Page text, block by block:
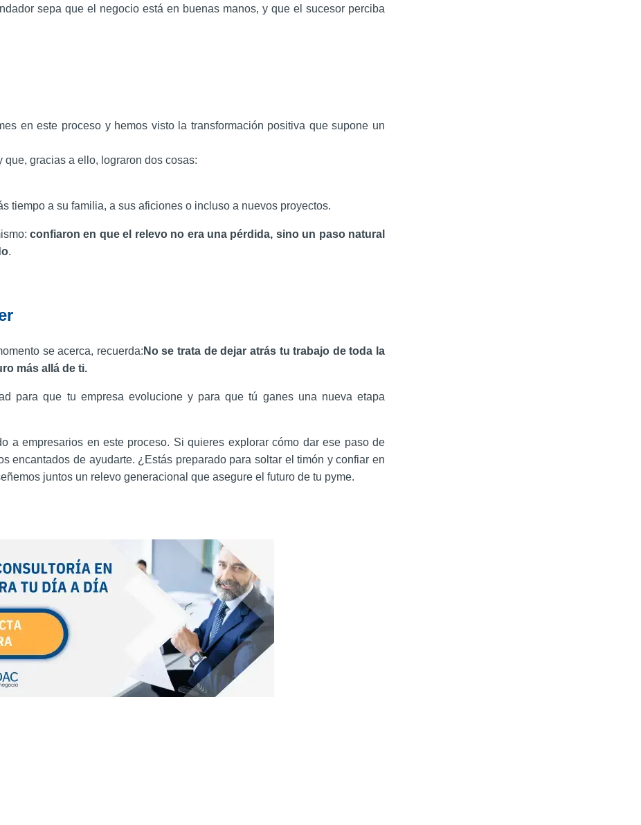
sepa que el negocio está en buenas manos, y que el sucesor perciba
en este proceso y hemos visto la transformación positiva que supone un
gracias a ello, lograron dos cosas:
tiempo a su familia, a sus aficiones o incluso a nuevos proyectos.
confiaron en que el relevo no era una pérdida, sino un paso natural
.
se acerca, recuerda: No se trata de dejar atrás tu trabajo de toda la
más allá de ti.
para que tu empresa evolucione y para que tú ganes una nueva etapa
a empresarios en este proceso. Si quieres explorar cómo dar ese paso de
encantados de ayudarte. ¿Estás preparado para soltar el timón y confiar en
juntos un relevo generacional que asegure el futuro de tu pyme.